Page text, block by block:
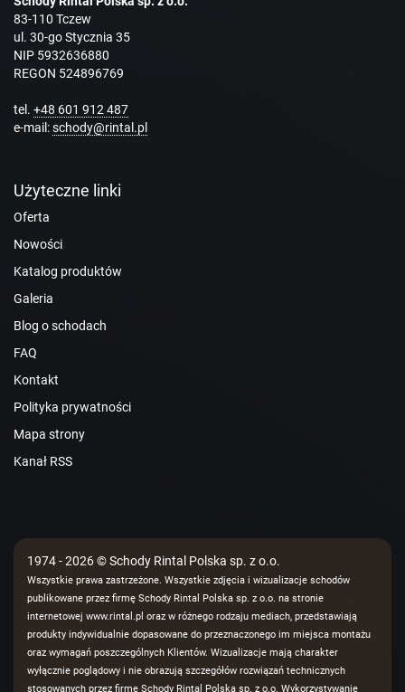
83-110 Tczew
ul. 30-go Stycznia 35
NIP 5932636880
REGON 524896769
tel. +48 601 912 487
e-mail:schody@rintal.pl
Użyteczne linki
Oferta
Nowości
Katalog produktów
Galeria
Blog o schodach
FAQ
Kontakt
Polityka prywatności
Mapa strony
Kanał RSS
1974 - 2026 © Schody Rintal Polska sp. z o.o.
Wszystkie prawa zastrzeżone. Wszystkie zdjęcia i wizualizacje schodów
publikowane przez firmę Schody Rintal Polska sp. z o.o. na stronie
internetowej www.rintal.pl oraz w różnego rodzaju mediach, przedstawiają
produkty indywidualnie dopasowane do przeznaczonego im miejsca montażu
oraz wymagań poszczególnych Klientów. Wizualizacje mają charakter
wyłącznie poglądowy i nie obrazują szczegółów rozwiązań technicznych
stosowanych przez firmę Schody Rintal Polska sp. z o.o. Wykorzystywanie